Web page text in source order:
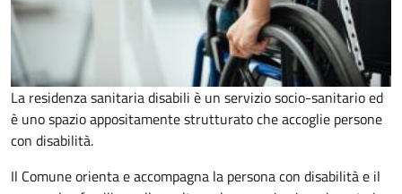
La residenza sanitaria disabili è un servizio socio-sanitario ed
è uno spazio appositamente strutturato che accoglie persone
con disabilità.
Il Comune orienta e accompagna la persona con disabilità e il